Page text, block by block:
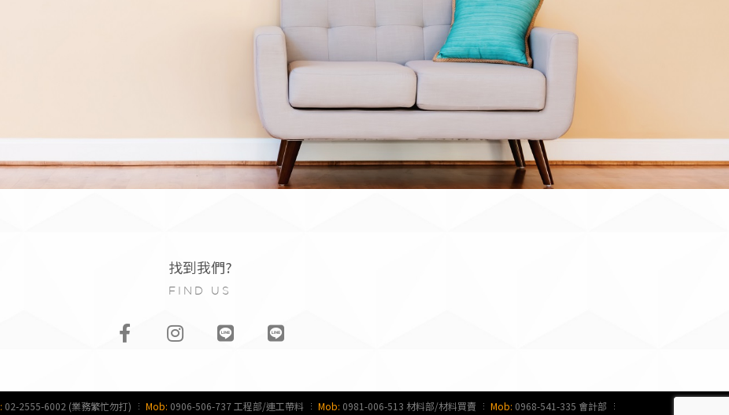
找到我們?
FIND US
02-2555-6002 (業務繁忙勿打) Mob: 0906-506-737 工程部/連工帶料 Mob: 0981-006-513 材料部/材料買賣 Mob: 0968-541-335 會計部